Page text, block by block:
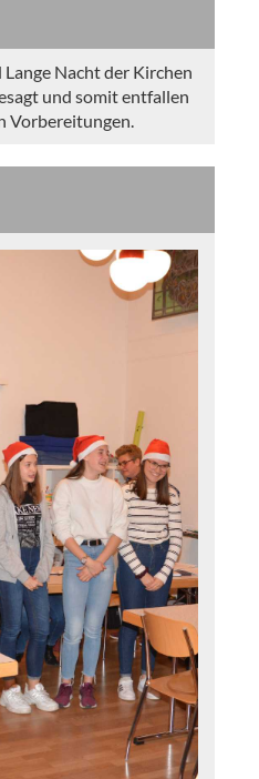
Nacht der Kirchen
und somit entfallen
Vorbereitungen.